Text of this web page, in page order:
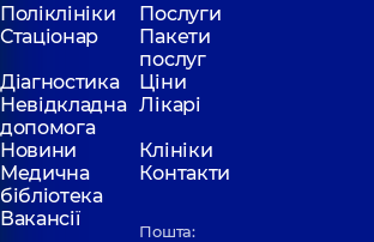
Поліклініки
Послуги
Стаціонар
Пакети
послуг
Діагностика
Ціни
Невідкладна
допомога
Лікарі
Новини
Клініки
Медична
бібліотека
Контакти
Вакансії
Пошта: